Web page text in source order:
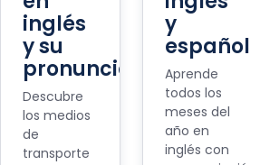
inglés
y su
pronunciación
Descubre
los medios
de
transporte
y
español
Aprende
todos los
meses del
año en
inglés con